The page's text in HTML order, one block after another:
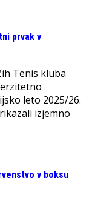
prvak v
Tenis kluba
leto 2025/26.
izjemno
v boksu